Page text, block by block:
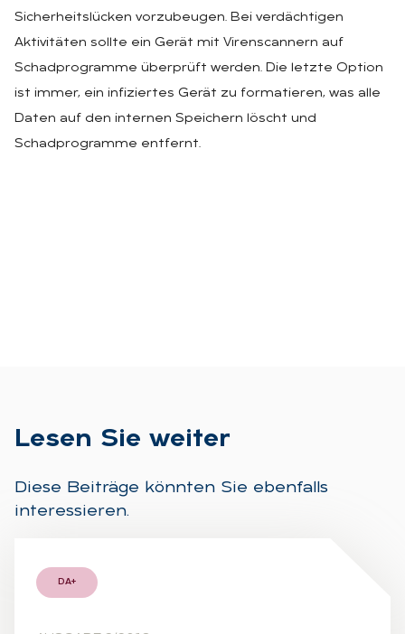
Sicherheitslücken vorzubeugen. Bei verdächtigen
Aktivitäten sollte ein Gerät mit Virenscannern auf
Schadprogramme überprüft werden. Die letzte Option
ist immer, ein infiziertes Gerät zu formatieren, was alle
Daten auf den internen Speichern löscht und
Schadprogramme entfernt.
Le­sen Sie wei­ter
Diese Beiträge könnten Sie ebenfalls
interessieren.
DA+